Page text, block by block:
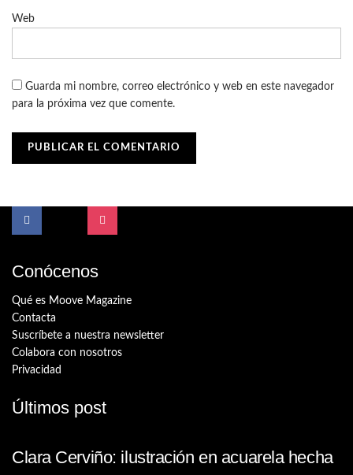
Web
Guarda mi nombre, correo electrónico y web en este navegador
para la próxima vez que comente.
Conócenos
Qué es Moove Magazine
Contacta
Suscríbete a nuestra newsletter
Colabora con nosotros
Privacidad
Últimos post
Clara Cerviño: ilustración en acuarela hecha